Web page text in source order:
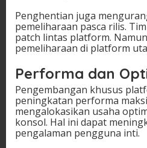
Penghentian juga
pemeliharaan pasca rilis.
patch lintas platform.
pemeliharaan di platform
Performa dan
Pengembangan khusus
peningkatan performa
mengalokasikan usaha
konsol. Hal ini dapat
pengalaman pengguna inti.